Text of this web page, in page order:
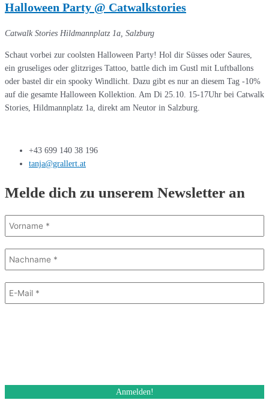
Halloween Party @ Catwalkstories
Catwalk Stories Hildmannplatz 1a, Salzburg
Schaut vorbei zur coolsten Halloween Party! Hol dir Süsses oder Saures,
ein gruseliges oder glitzriges Tattoo, battle dich im Gustl mit Luftballons
oder bastel dir ein spooky Windlicht. Dazu gibt es nur an diesem Tag -10%
auf die gesamte Halloween Kollektion. Am Di 25.10. 15-17Uhr bei Catwalk
Stories, Hildmannplatz 1a, direkt am Neutor in Salzburg.
+43 699 140 38 196
tanja@grallert.at
Melde dich zu unserem Newsletter an